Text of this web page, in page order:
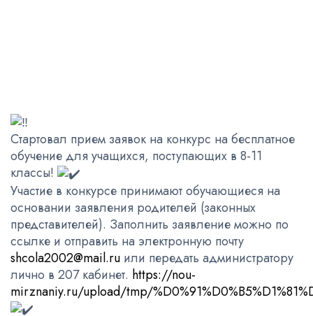
Стартовал прием заявок на конкурс на бесплатное
обучение для учащихся, поступающих в 8-11
классы!
Участие в конкурсе принимают обучающиеся на
основании заявления родителей (законных
представителей). Заполнить заявление можно по
ссылке и отправить на электронную почту
shcola2002@mail.ru или передать администратору
лично в 207 кабинет. https://nou-
mirznaniy.ru/upload/tmp/